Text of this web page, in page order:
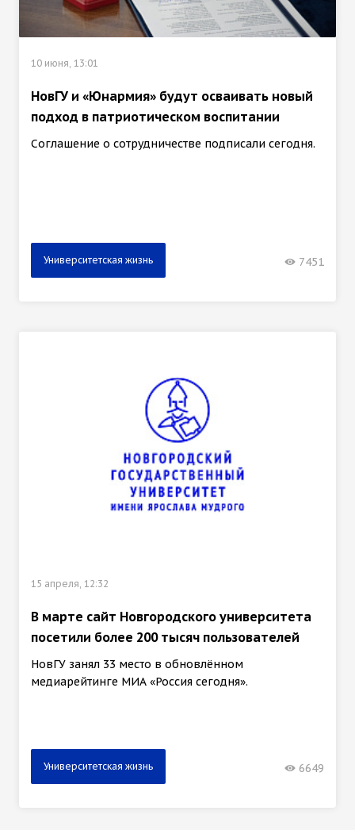
10 июня, 13:01
НовГУ и «Юнармия» будут осваивать новый
подход в патриотическом воспитании
Соглашение о сотрудничестве подписали сегодня.
Университетская жизнь 7451
15 апреля, 12:32
В марте сайт Новгородского университета
посетили более 200 тысяч пользователей
НовГУ занял 33 место в обновлённом
медиарейтинге МИА «Россия сегодня».
Университетская жизнь 6649